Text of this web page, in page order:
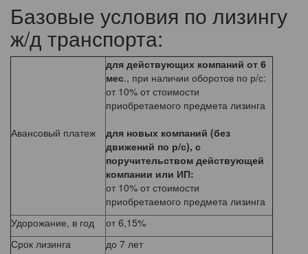
Базовые условия по лизингу
ж/д транспорта:
Авансовый платеж
для действующих компаний от 6
мес., при наличии оборотов по р/с:
от 10% от стоимости
приобретаемого предмета лизинга
для новых компаний (без
движений по р/с), с
поручительством действующей
компании или ИП:
от 10% от стоимости
приобретаемого предмета лизинга
Удорожание, в год
от 6,15%
Срок лизинга
до 7 лет